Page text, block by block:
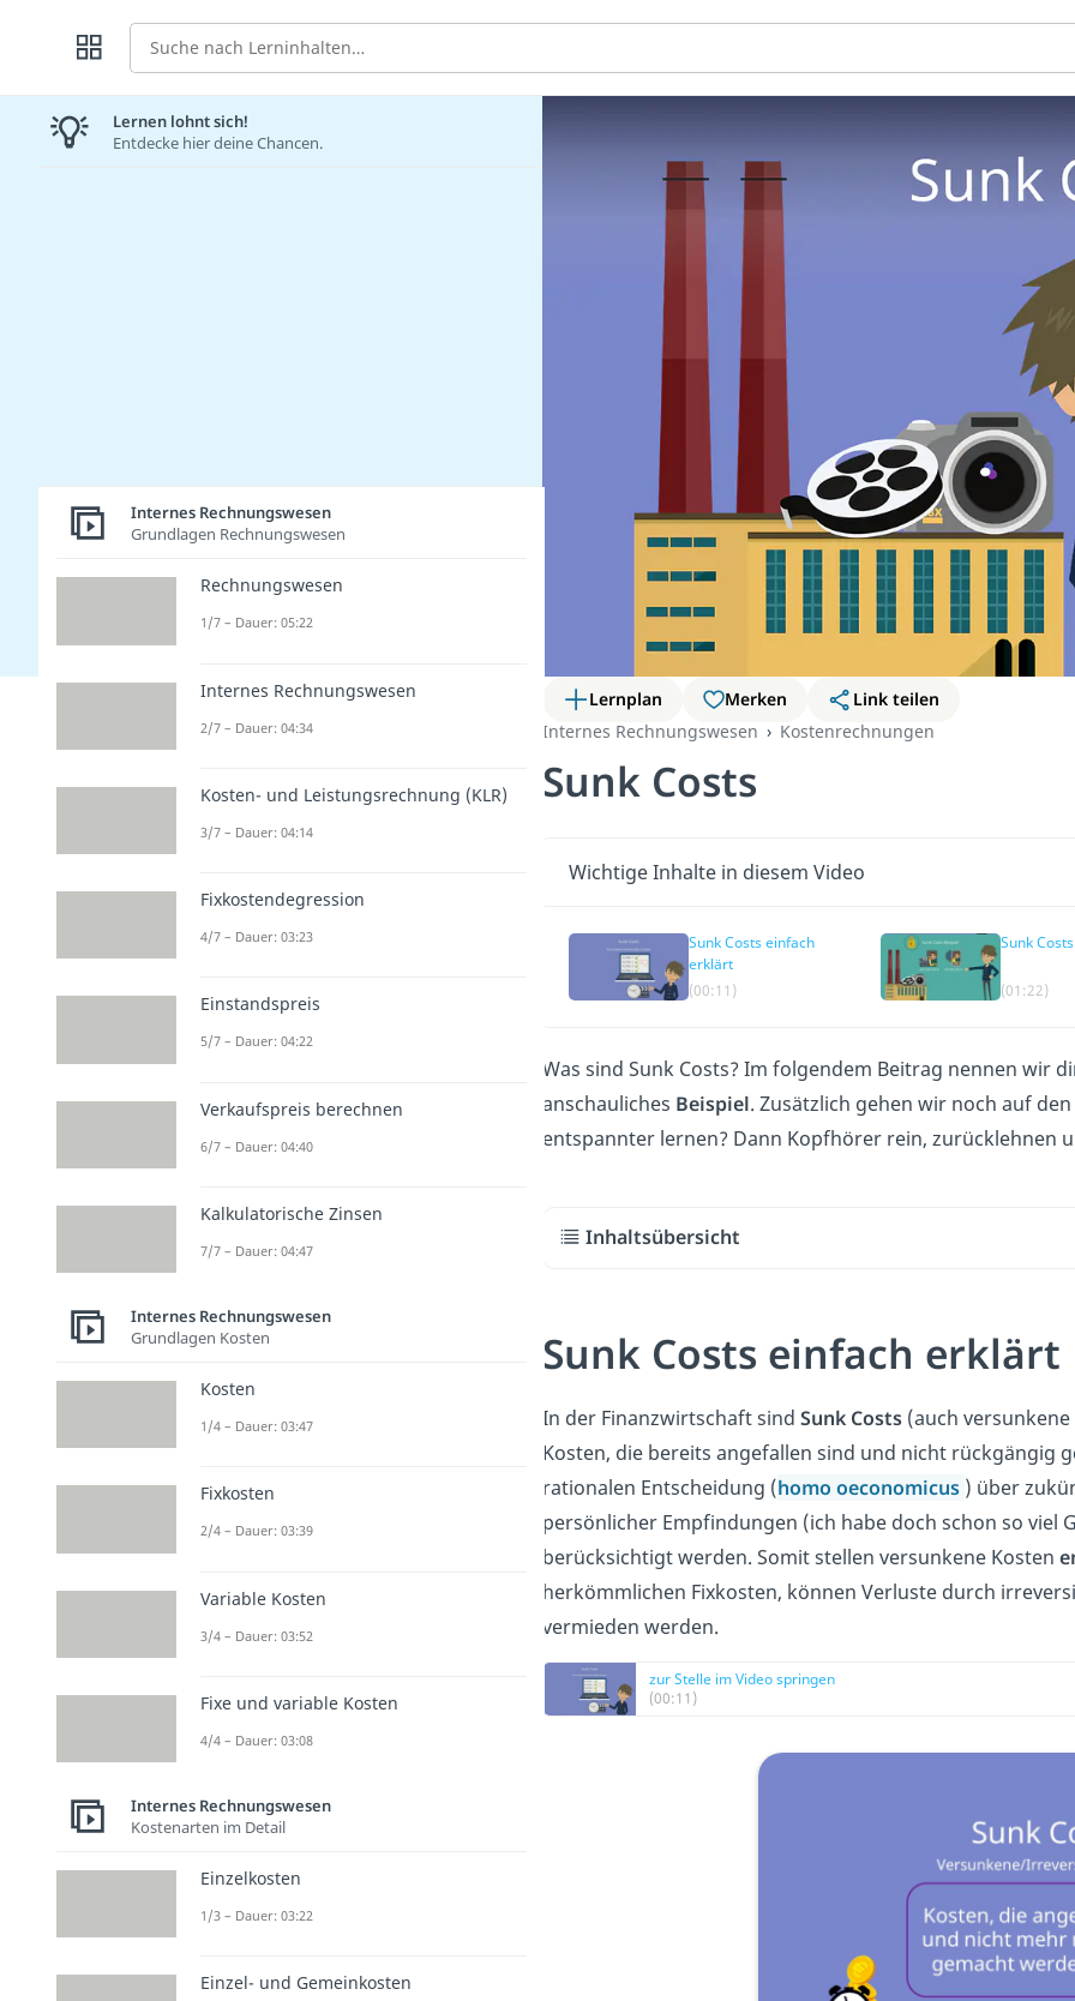
Suche
Lernplan Merken
Link teilen
Internes Rechnungswesen
Kostenrechnungen
Sunk Costs
Wichtige Inhalte in diesem Video
Sunk Costs einfach
erklärt
(00:11)
Sunk
(01:22)
Was sind Sunk Costs? Im folgendem Beitrag nennen wir
anschauliches Beispiel. Zusätzlich gehen wir noch auf den
entspannter lernen? Dann Kopfhörer rein, zurücklehnen
Inhaltsübersicht
Sunk Costs einfach erklärt
In der Finanzwirtschaft sind Sunk Costs (auch
Kosten, die bereits angefallen sind und nicht rückgängig
rationalen Entscheidung (homo oeconomicus ) über
persönlicher Empfindungen (ich habe doch schon so
berücksichtigt werden. Somit stellen versunkene Kosten
herkömmlichen Fixkosten, können Verluste durch
vermieden werden.
zur Stelle im Video springen
(00:11)
Lernen lohnt sich!
Entdecke hier deine Chancen.
Internes Rechnungswesen
Grundlagen Rechnungswesen
Rechnungswesen
1/7 – Dauer: 05:22
Internes Rechnungswesen
2/7 – Dauer: 04:34
Kosten- und Leistungsrechnung (KLR)
3/7 – Dauer: 04:14
Fixkostendegression
4/7 – Dauer: 03:23
Einstandspreis
5/7 – Dauer: 04:22
Verkaufspreis berechnen
6/7 – Dauer: 04:40
Kalkulatorische Zinsen
7/7 – Dauer: 04:47
Internes Rechnungswesen
Grundlagen Kosten
Kosten
1/4 – Dauer: 03:47
Fixkosten
2/4 – Dauer: 03:39
Variable Kosten
3/4 – Dauer: 03:52
Fixe und variable Kosten
4/4 – Dauer: 03:08
Internes Rechnungswesen
Kostenarten im Detail
Einzelkosten
1/3 – Dauer: 03:22
Einzel- und Gemeinkosten